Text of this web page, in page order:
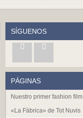
SÍGUENOS
PÁGINAS
Nuestro primer fashion film
«La Fàbrica» de Tot Nuvis